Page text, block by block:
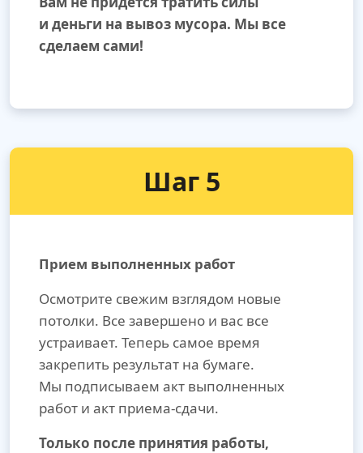
и деньги на вывоз мусора. Мы все
сделаем сами!
Шаг 5
Прием выполненных работ
Осмотрите свежим взглядом новые
потолки. Все завершено и вас все
устраивает. Теперь самое время
закрепить результат на бумаге.
Мы подписываем акт выполненных
работ и акт приема-сдачи.
Только после принятия работы,